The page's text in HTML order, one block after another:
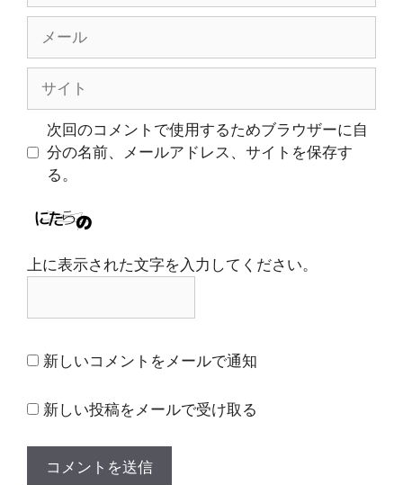
ル
次回のコメントで使用するためブラウザーに自
分の名前、メールアドレス、サイトを保存す
る。
上に表示された文字を入力してください。
新しいコメントをメールで通知
新しい投稿をメールで受け取る